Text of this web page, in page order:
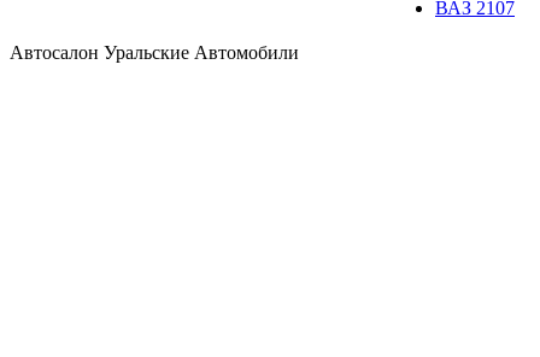
ВАЗ 2107
Автосалон Уральские Автомобили